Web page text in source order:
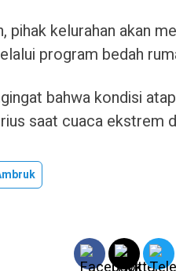
kelurahan akan
program bedah
bahwa kondisi
saat cuaca ekstrem